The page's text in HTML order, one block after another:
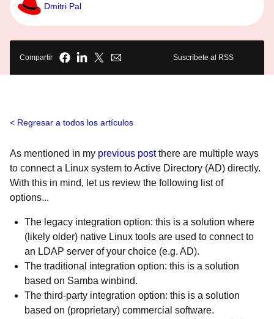
Dmitri Pal
Compartir Suscríbete al RSS
Regresar a todos los artículos
As mentioned in my previous postthere are multiple ways
to connect a Linux system to Active Directory (AD) directly.
With this in mind, let us review the following list of
options...
The legacy integration option: this is a solution where
(likely older) native Linux tools are used to connect to
an LDAP server of your choice (e.g. AD).
The traditional integration option: this is a solution
based on Samba winbind.
The third-party integration option: this is a solution
based on (proprietary) commercial software.